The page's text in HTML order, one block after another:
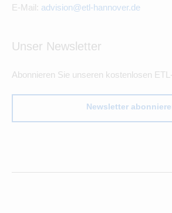
E-Mail: advision@etl-hannover.de
Unser Newsletter
Abonnieren Sie unseren kostenlosen
Newsletter